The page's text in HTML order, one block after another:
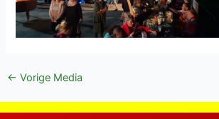
Bericht
← Vorige Media